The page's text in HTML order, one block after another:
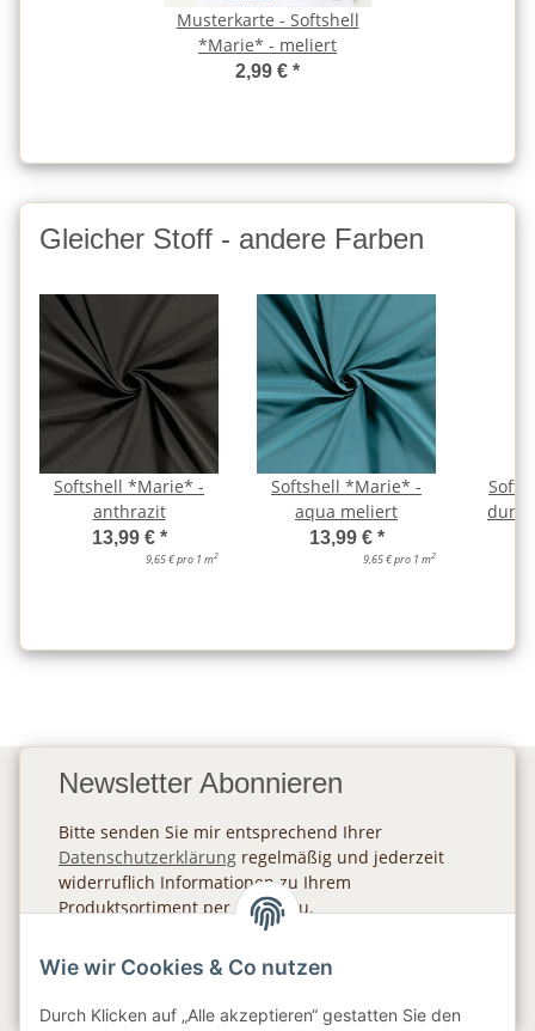
Musterkarte - Softshell
*Marie* - meliert
2,99 € *
Gleicher Stoff - andere Farben
Softshell *Marie* -
anthrazit
13,99 € *
9,65 € pro 1 m2
Softshell *Marie* -
aqua meliert
13,99 € *
9,65 € pro 1 m2
Newsletter Abonnieren
Bitte senden Sie mir entsprechend Ihrer
Datenschutzerklärung regelmäßig und jederzeit
widerruflich Informationen zu Ihrem
Produktsortiment per E-Mail zu.
Wie wir Cookies & Co nutzen
Durch Klicken auf „Alle akzeptieren“ gestatten Sie den